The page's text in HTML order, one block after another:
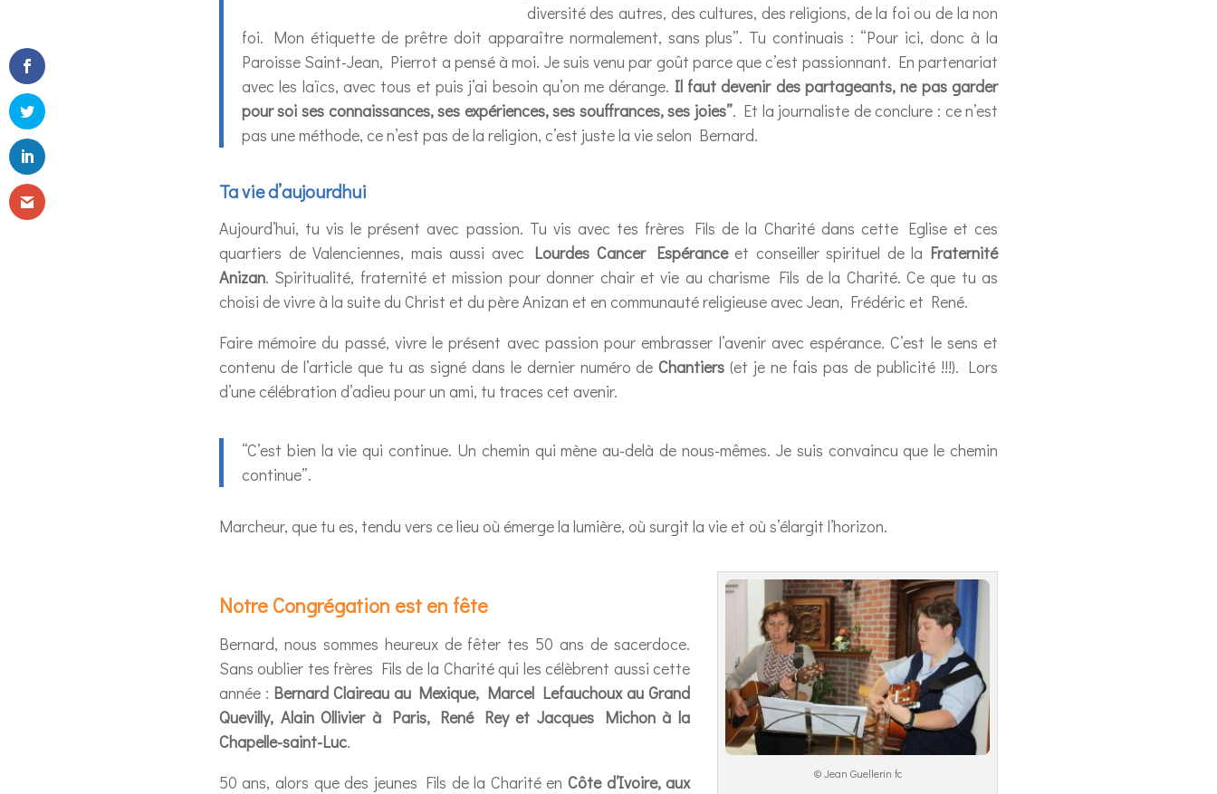
diversité des autres, des cultures, des religions, de la foi ou de la non
foi. Mon étiquette de prêtre doit apparaître normalement, sans plus”. Tu continuais : “Pour ici, donc à la
Paroisse Saint-Jean, Pierrot a pensé à moi. Je suis venu par goût parce que c’est passionnant. En partenariat
avec les laïcs, avec tous et puis j’ai besoin qu’on me dérange. Il faut devenir des partageants, ne pas garder
pour soi ses connaissances, ses expériences, ses souffrances, ses joies”. Et la journaliste de conclure : ce n’est
pas une méthode, ce n’est pas de la religion, c’est juste la vie selon Bernard.
Ta vie d’aujourdhui
Aujourd’hui, tu vis le présent avec passion. Tu vis avec tes frères Fils de la Charité dans cette Eglise et ces
quartiers de Valenciennes, mais aussi avec Lourdes Cancer Espéranceet conseiller spirituel de la Fraternité
Anizan. Spiritualité, fraternité et mission pour donner chair et vie au charisme Fils de la Charité. Ce que tu as
choisi de vivre à la suite du Christ et du père Anizan et en communauté religieuse avec Jean, Frédéric et René.
Faire mémoire du passé, vivre le présent avec passion pour embrasser l’avenir avec espérance. C’est le sens et
contenu de l’article que tu as signé dans le dernier numéro deChantiers(et je ne fais pas de publicité !!!). Lors
d’une célébration d’adieu pour un ami, tu traces cet avenir.
“C’est bien la vie qui continue. Un chemin qui mène au-delà de nous-mêmes. Je suis convaincu que le chemin
continue”.
Marcheur, que tu es, tendu vers ce lieu où émerge la lumière, où surgit la vie et où s’élargit l’horizon.
© Jean Guellerin fc
Notre Congrégation est en fête
Bernard, nous sommes heureux de fêter tes 50 ans de sacerdoce.
Sans oublier tes frères Fils de la Charité qui les célèbrent aussi cette
année : Bernard Claireau au Mexique, Marcel Lefauchoux au Grand
Quevilly, Alain Ollivier à Paris, René Rey et Jacques Michon à la
Chapelle-saint-Luc.
50 ans, alors que des jeunes Fils de la Charité en Côte d’Ivoire, aux